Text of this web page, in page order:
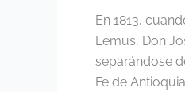
En 1813,
Lemus, Don
separándose
Fe de